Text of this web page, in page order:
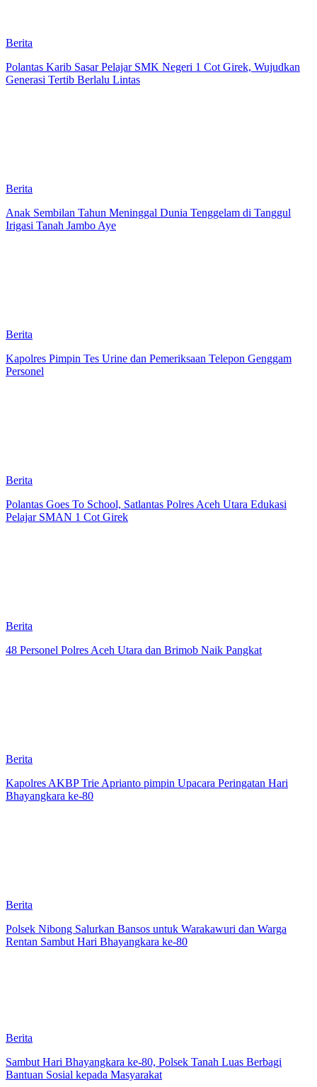
Berita
Polantas Karib Sasar Pelajar SMK Negeri 1 Cot Girek, Wujudkan
Generasi Tertib Berlalu Lintas
Berita
Anak Sembilan Tahun Meninggal Dunia Tenggelam di Tanggul
Irigasi Tanah Jambo Aye
Berita
Kapolres Pimpin Tes Urine dan Pemeriksaan Telepon Genggam
Personel
Berita
Polantas Goes To School, Satlantas Polres Aceh Utara Edukasi
Pelajar SMAN 1 Cot Girek
Berita
48 Personel Polres Aceh Utara dan Brimob Naik Pangkat
Berita
Kapolres AKBP Trie Aprianto pimpin Upacara Peringatan Hari
Bhayangkara ke-80
Berita
Polsek Nibong Salurkan Bansos untuk Warakawuri dan Warga
Rentan Sambut Hari Bhayangkara ke-80
Berita
Sambut Hari Bhayangkara ke-80, Polsek Tanah Luas Berbagi
Bantuan Sosial kepada Masyarakat